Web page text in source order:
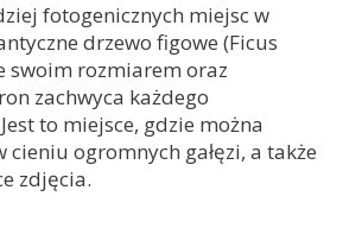
fotogenicznych miejsc w
drzewo figowe (Ficus
swoim rozmiarem oraz
zachwyca każdego
to miejsce, gdzie można
cieniu ogromnych gałęzi, a także
zdjęcia.